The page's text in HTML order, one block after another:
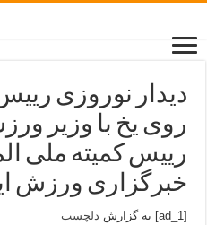
دیدار نوروزی
روی یخ با وزیر
خبرگزاری ورزش
[ad_1] به گزارش دلچسب